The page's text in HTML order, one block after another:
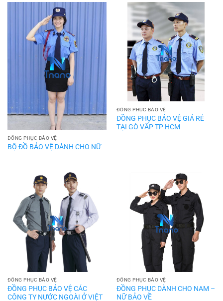
ĐỒNG PHỤC BẢO VỆ
BỘ ĐỒ BẢO VỆ DÀNH CHO NỮ
ĐỒNG PHỤC BẢO VỆ
ĐỒNG PHỤC BẢO VỆ GIÁ RẺ
TẠI GÒ VẤP TP HCM
ĐỒNG PHỤC BẢO VỆ
ĐỒNG PHỤC BẢO VỆ CÁC
CÔNG TY NƯỚC NGOÀI Ở VIỆT
ĐỒNG PHỤC BẢO VỆ
ĐỒNG PHỤC DÀNH CHO NAM –
NỮ BẢO VỀ